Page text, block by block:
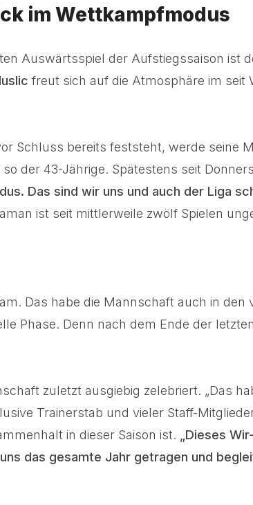
im Wettkampfmodus
Auswärtsspiel der Aufstiegssaison ist
freut sich auf die Atmosphäre im seit
Schluss bereits feststeht, werde seine
so der 43-Jährige. Spätestens seit
Das sind wir uns und auch der Liga
ist seit mittlerweile zwölf Spielen
Das habe die Mannschaft auch in
Phase. Denn nach dem Ende der
zuletzt ausgiebig zelebriert. „Das
Trainerstab und vieler Staff-
in dieser Saison ist.
„Dieses
das gesamte Jahr getragen und